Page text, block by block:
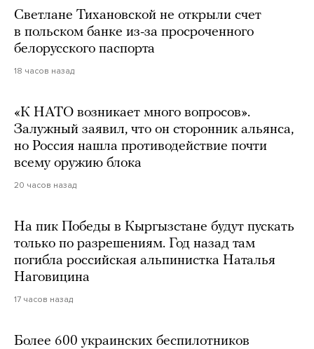
Светлане Тихановской не открыли счет
в польском банке из-за просроченного
белорусского паспорта
18 часов назад
«К НАТО возникает много вопросов».
Залужный заявил, что он сторонник альянса,
но Россия нашла противодействие почти
всему оружию блока
20 часов назад
На пик Победы в Кыргызстане будут пускать
только по разрешениям. Год назад там
погибла российская альпинистка Наталья
Наговицина
17 часов назад
Более 600 украинских беспилотников